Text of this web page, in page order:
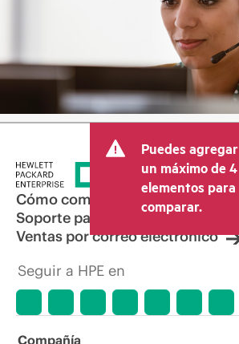
Puedes agregar
un máximo de 4
elementos para
comparar.
Cómo comprar
Soporte para productos
Ventas por correo electrónico
Seguir a HPE en
Compañía